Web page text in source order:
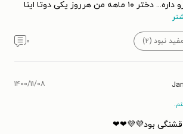
کتاب صوتی کودک رو داره... دختر ۱۰ ماهه من هرروز یکی دوتا اینا
مفید نبود (۲) ۰
۱۴۰۰/۱۱/۰۸
قشنگی بود💜💜❤❤